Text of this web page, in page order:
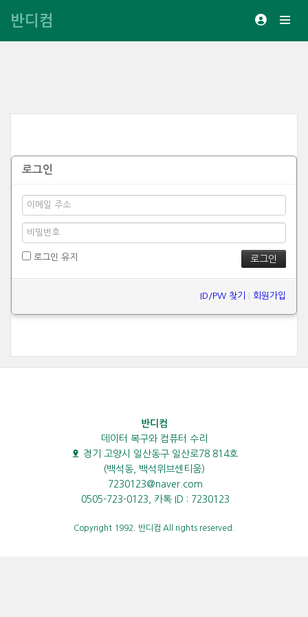
반디컴
로그인
로그인 유지
ID/PW 찾기 회원가입
반디컴
데이터 복구와 컴퓨터 수리
경기 고양시 일산동구 일산로78 814호
(백석동, 백석위브센티움)
7230123@naver.com
0505-723-0123, 카톡 ID : 7230123
Copyright 1992. 반디컴 All rights reserved.